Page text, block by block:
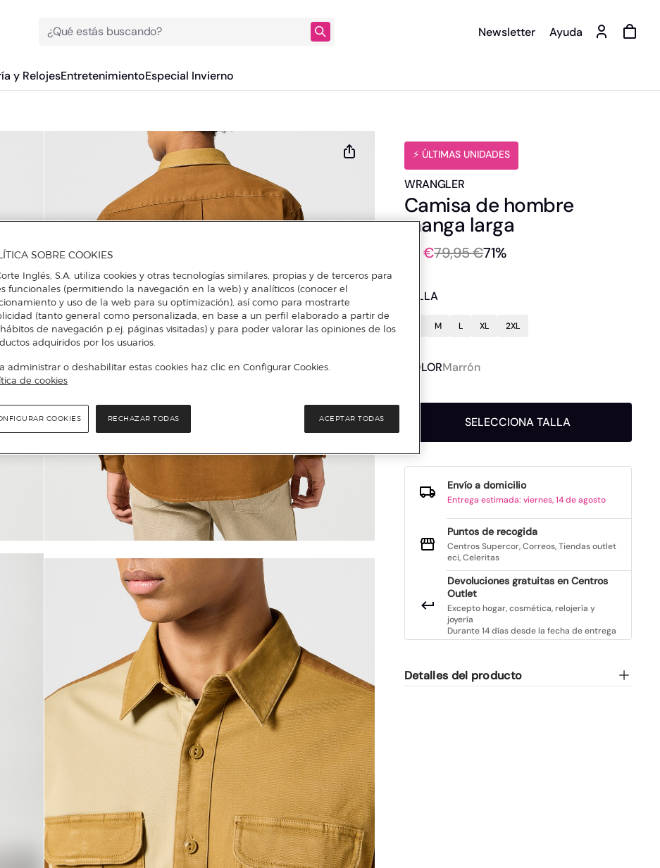
¿Qué estás buscando? Newsletter Ayuda
y RelojesEntretenimientoEspecial Invierno
️⚡ ÚLTIMAS UNIDADES
WRANGLER
Camisa de hombre
manga larga
23 €79,95 €71%
TALLA
M L XL 2XL
COLORMarrón
SELECCIONA TALLA
Envío a domicilio
Entrega estimada: viernes, 14 de agosto
Puntos de recogida
Centros Supercor, Correos, Tiendas outlet
eci, Celeritas
Devoluciones gratuitas en Centros
Outlet
Excepto hogar, cosmética, relojería y
joyería
Durante 14 días desde la fecha de entrega
Detalles del producto
SOBRE COOKIES
Inglés, S.A. utiliza cookies y otras tecnologías similares, propias y de terceros para
funcionales (permitiendo la navegación en la web) y analíticos (conocer el
y uso de la web para su optimización), así como para mostrarte
(tanto general como personalizada, en base a un perfil elaborado a partir de
de navegación p.ej. páginas visitadas) y para poder valorar las opiniones de los
adquiridos por los usuarios.
administrar o deshabilitar estas cookies haz clic en Configurar Cookies.
de cookies
RECHAZAR TODAS ACEPTAR TODAS
COOKIES